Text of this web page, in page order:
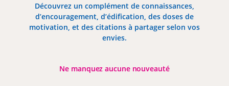
Découvrez un complément de connaissances,
d’encouragement, d’édification, des doses de
motivation, et des citations à partager selon vos
envies.
Ne manquez aucune nouveauté